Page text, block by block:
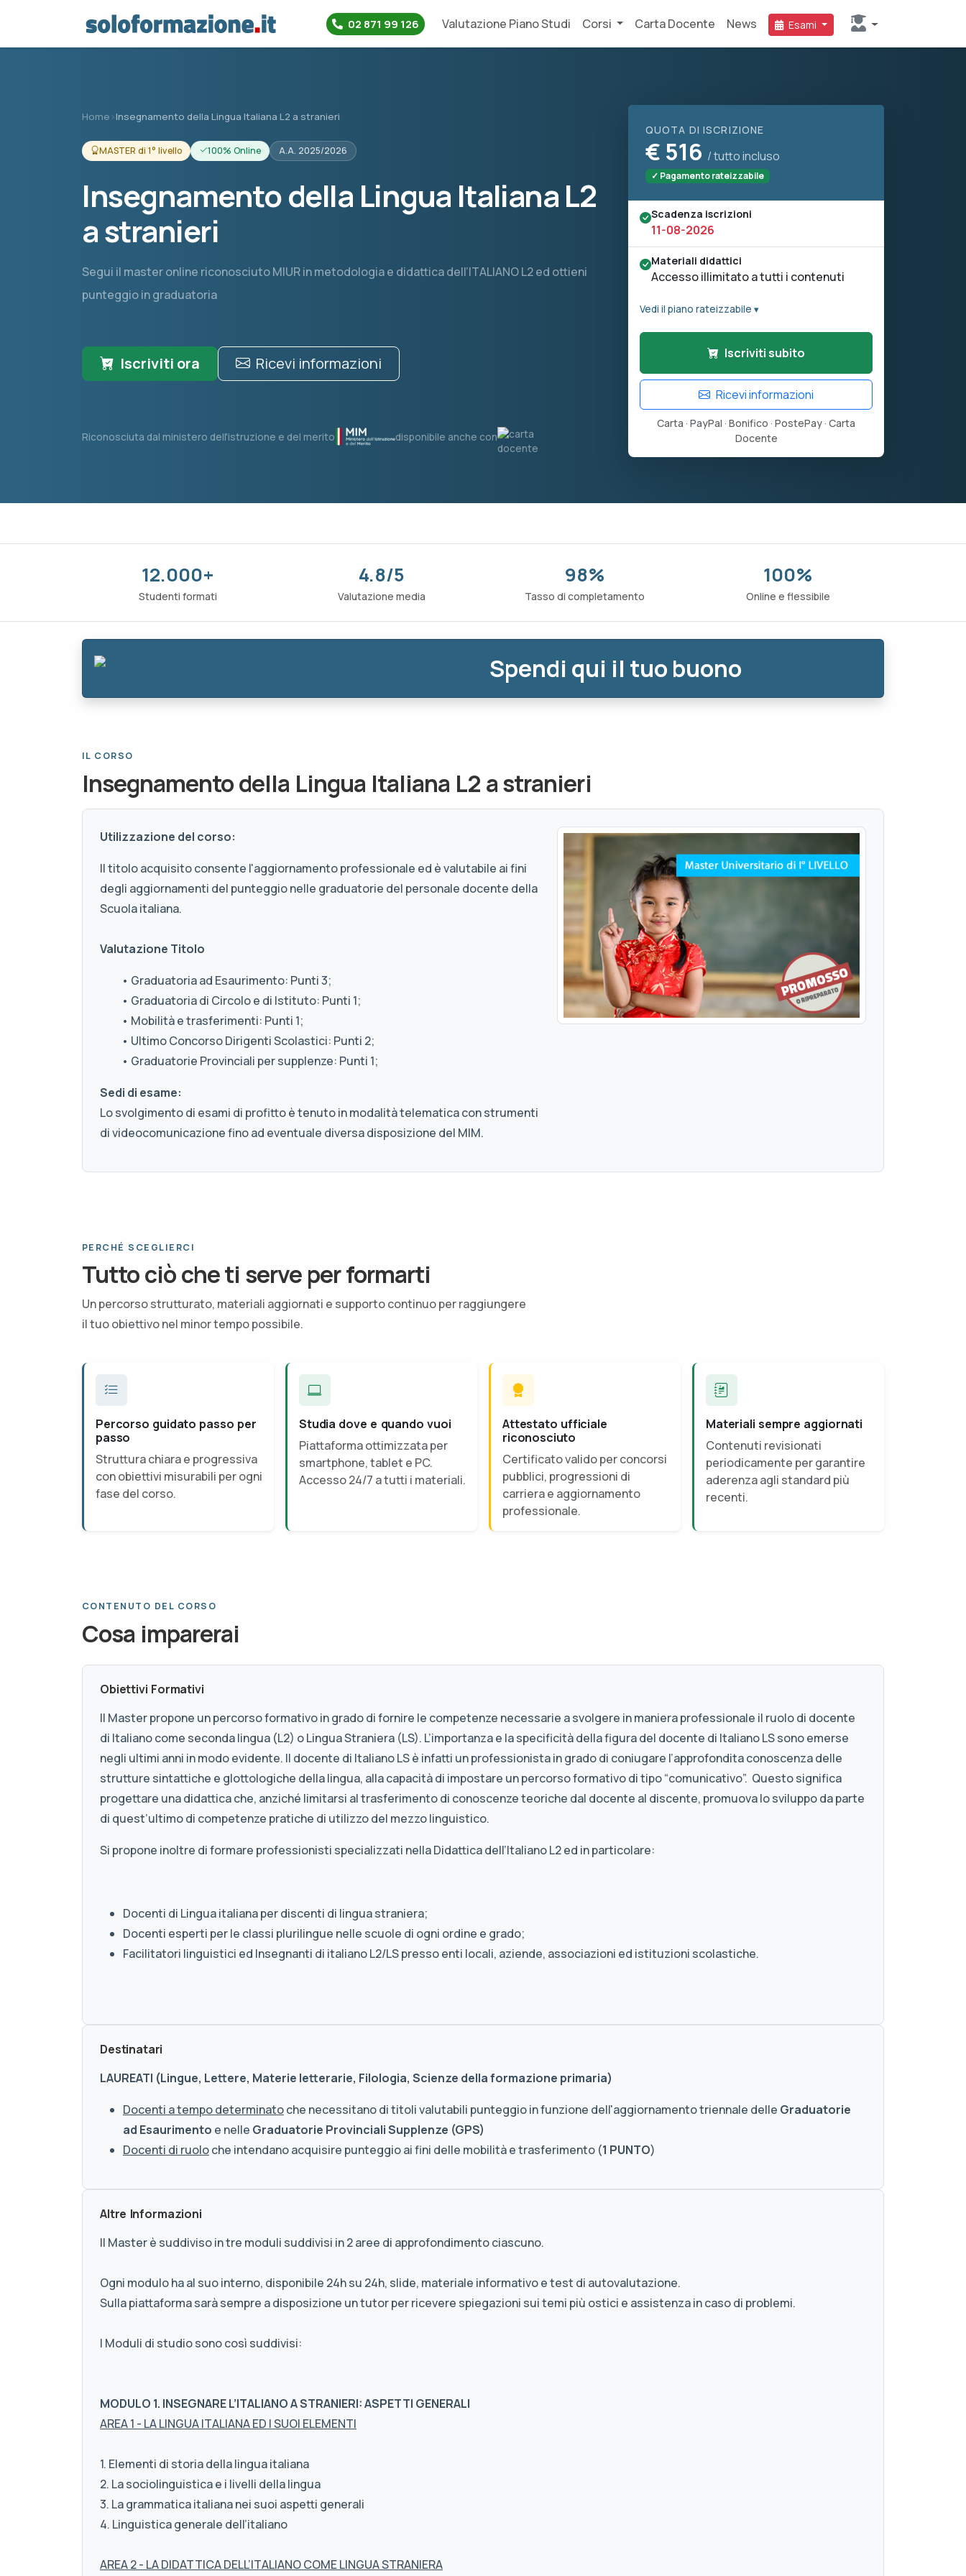
02 871 99 126 Valutazione Piano Studi Corsi Carta Docente News Esami
Home ›Insegnamento della Lingua Italiana L2 a stranieri
MASTER di 1° livello 100% Online A.A. 2025/2026
Insegnamento della Lingua Italiana L2
a stranieri
Segui il master online riconosciuto MIUR in metodologia e didattica dell’ITALIANO L2 ed ottieni
punteggio in graduatoria
Iscriviti ora Ricevi informazioni
Riconosciuta dal ministero dell'istruzione e del merito disponibile anche con
QUOTA DI ISCRIZIONE
€ 516 / tutto incluso
✓ Pagamento rateizzabile
Scadenza iscrizioni
11-08-2026
Materiali didattici
Accesso illimitato a tutti i contenuti
Vedi il piano rateizzabile ▾
Iscriviti subito
Ricevi informazioni
Carta · PayPal · Bonifico · PostePay · Carta
Docente
12.000+
Studenti formati
4.8/5
Valutazione media
98%
Tasso di completamento
100%
Online e flessibile
Spendi qui il tuo buono
IL CORSO
Insegnamento della Lingua Italiana L2 a stranieri
Utilizzazione del corso:
Il titolo acquisito consente l'aggiornamento professionale ed è valutabile ai fini
degli aggiornamenti del punteggio nelle graduatorie del personale docente della
Scuola italiana.
Valutazione Titolo
• Graduatoria ad Esaurimento: Punti 3;
• Graduatoria di Circolo e di Istituto: Punti 1;
• Mobilità e trasferimenti: Punti 1;
• Ultimo Concorso Dirigenti Scolastici: Punti 2;
• Graduatorie Provinciali per supplenze: Punti 1;
Sedi di esame:
Lo svolgimento di esami di profitto è tenuto in modalità telematica con strumenti
di videocomunicazione fino ad eventuale diversa disposizione del MIM.
PERCHÉ SCEGLIERCI
Tutto ciò che ti serve per formarti
Un percorso strutturato, materiali aggiornati e supporto continuo per raggiungere
il tuo obiettivo nel minor tempo possibile.
Percorso guidato passo per
passo
Struttura chiara e progressiva
con obiettivi misurabili per ogni
fase del corso.
Studia dove e quando vuoi
Piattaforma ottimizzata per
smartphone, tablet e PC.
Accesso 24/7 a tutti i materiali.
Attestato ufficiale
riconosciuto
Certificato valido per concorsi
pubblici, progressioni di
carriera e aggiornamento
professionale.
Materiali sempre aggiornati
Contenuti revisionati
periodicamente per garantire
aderenza agli standard più
recenti.
CONTENUTO DEL CORSO
Cosa imparerai
Obiettivi Formativi
Il Master propone un percorso formativo in grado di fornire le competenze necessarie a svolgere in maniera professionale il ruolo di docente
di Italiano come seconda lingua (L2) o Lingua Straniera (LS). L’importanza e la specificità della figura del docente di Italiano LS sono emerse
negli ultimi anni in modo evidente. Il docente di Italiano LS è infatti un professionista in grado di coniugare l’approfondita conoscenza delle
strutture sintattiche e glottologiche della lingua, alla capacità di impostare un percorso formativo di tipo “comunicativo”. Questo significa
progettare una didattica che, anziché limitarsi al trasferimento di conoscenze teoriche dal docente al discente, promuova lo sviluppo da parte
di quest’ultimo di competenze pratiche di utilizzo del mezzo linguistico.
Si propone inoltre di formare professionisti specializzati nella Didattica dell’Italiano L2 ed in particolare:
Docenti di Lingua italiana per discenti di lingua straniera;
Docenti esperti per le classi plurilingue nelle scuole di ogni ordine e grado;
Facilitatori linguistici ed Insegnanti di italiano L2/LS presso enti locali, aziende, associazioni ed istituzioni scolastiche.
Destinatari
LAUREATI (Lingue, Lettere, Materie letterarie, Filologia, Scienze della formazione primaria)
Docenti a tempo determinatoche necessitano di titoli valutabili punteggio in funzione dell'aggiornamento triennale delle Graduatorie
ad Esaurimento e nelle Graduatorie Provinciali Supplenze (GPS)
Docenti di ruoloche intendano acquisire punteggio ai fini delle mobilità e trasferimento (1 PUNTO)
Altre Informazioni
Il Master è suddiviso in tre moduli suddivisi in 2 aree di approfondimento ciascuno.
Ogni modulo ha al suo interno, disponibile 24h su 24h, slide, materiale informativo e test di autovalutazione.
Sulla piattaforma sarà sempre a disposizione un tutor per ricevere spiegazioni sui temi più ostici e assistenza in caso di problemi.
I Moduli di studio sono così suddivisi:
MODULO 1. INSEGNARE L’ITALIANO A STRANIERI: ASPETTI GENERALI
AREA 1 - LA LINGUA ITALIANA ED I SUOI ELEMENTI
1. Elementi di storia della lingua italiana
2. La sociolinguistica e i livelli della lingua
3. La grammatica italiana nei suoi aspetti generali
4. Linguistica generale dell’italiano
AREA 2 - LA DIDATTICA DELL’ITALIANO COME LINGUA STRANIERA